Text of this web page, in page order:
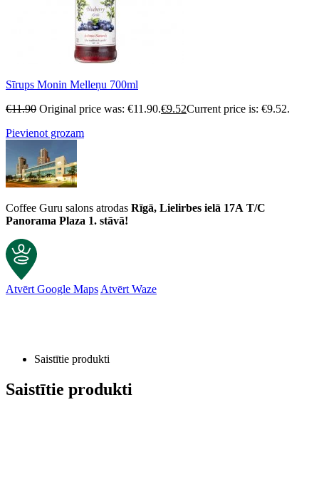
Sīrups Monin Melleņu 700ml
€11.90 Original price was: €11.90.€9.52Current price is: €9.52.
Pievienot grozam
Coffee Guru salons atrodas Rīgā, Lielirbes ielā 17A T/C
Panorama Plaza 1. stāvā!
Atvērt Google MapsAtvērt Waze
Saistītie produkti
Saistītie produkti